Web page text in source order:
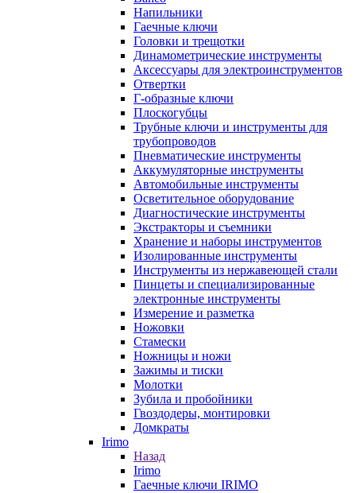
Напильники
Гаечные ключи
Головки и трещотки
Динамометрические инструменты
Аксессуары для электроинструментов
Отвертки
Г-образные ключи
Плоскогубцы
Трубные ключи и инструменты для
трубопроводов
Пневматические инструменты
Аккумуляторные инструменты
Автомобильные инструменты
Осветительное оборудование
Диагностические инструменты
Экстракторы и съемники
Хранение и наборы инструментов
Изолированные инструменты
Инструменты из нержавеющей стали
Пинцеты и специализированные
электронные инструменты
Измерение и разметка
Ножовки
Стамески
Ножницы и ножи
Зажимы и тиски
Молотки
Зубила и пробойники
Гвоздодеры, монтировки
Домкраты
Irimo
Назад
Irimo
Гаечные ключи IRIMO